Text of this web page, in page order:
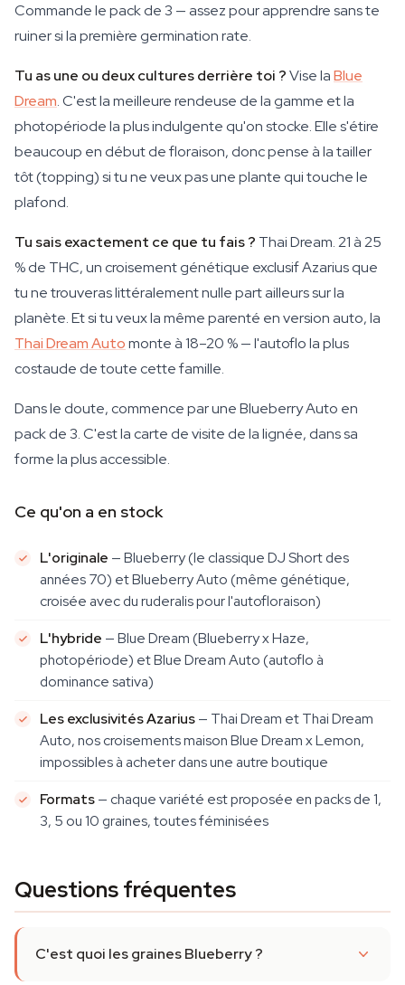
Commande le pack de 3 — assez pour apprendre sans te
ruiner si la première germination rate.
Tu as une ou deux cultures derrière toi ?Vise laBlue
Dream. C'est la meilleure rendeuse de la gamme et la
photopériode la plus indulgente qu'on stocke. Elle s'étire
beaucoup en début de floraison, donc pense à la tailler
tôt (topping) si tu ne veux pas une plante qui touche le
plafond.
Tu sais exactement ce que tu fais ? Thai Dream. 21 à 25
% de THC, un croisement génétique exclusif Azarius que
tu ne trouveras littéralement nulle part ailleurs sur la
planète. Et si tu veux la même parenté en version auto, la
Thai Dream Automonte à 18–20 % — l'autoflo la plus
costaude de toute cette famille.
Dans le doute, commence par une Blueberry Auto en
pack de 3. C'est la carte de visite de la lignée, dans sa
forme la plus accessible.
Ce qu'on a en stock
L'originale — Blueberry (le classique DJ Short des
années 70) et Blueberry Auto (même génétique,
croisée avec du ruderalis pour l'autofloraison)
L'hybride — Blue Dream (Blueberry x Haze,
photopériode) et Blue Dream Auto (autoflo à
dominance sativa)
Les exclusivités Azarius— Thai Dream et Thai Dream
Auto, nos croisements maison Blue Dream x Lemon,
impossibles à acheter dans une autre boutique
Formats— chaque variété est proposée en packs de 1,
3, 5 ou 10 graines, toutes féminisées
Questions fréquentes
C'est quoi les graines Blueberry ?